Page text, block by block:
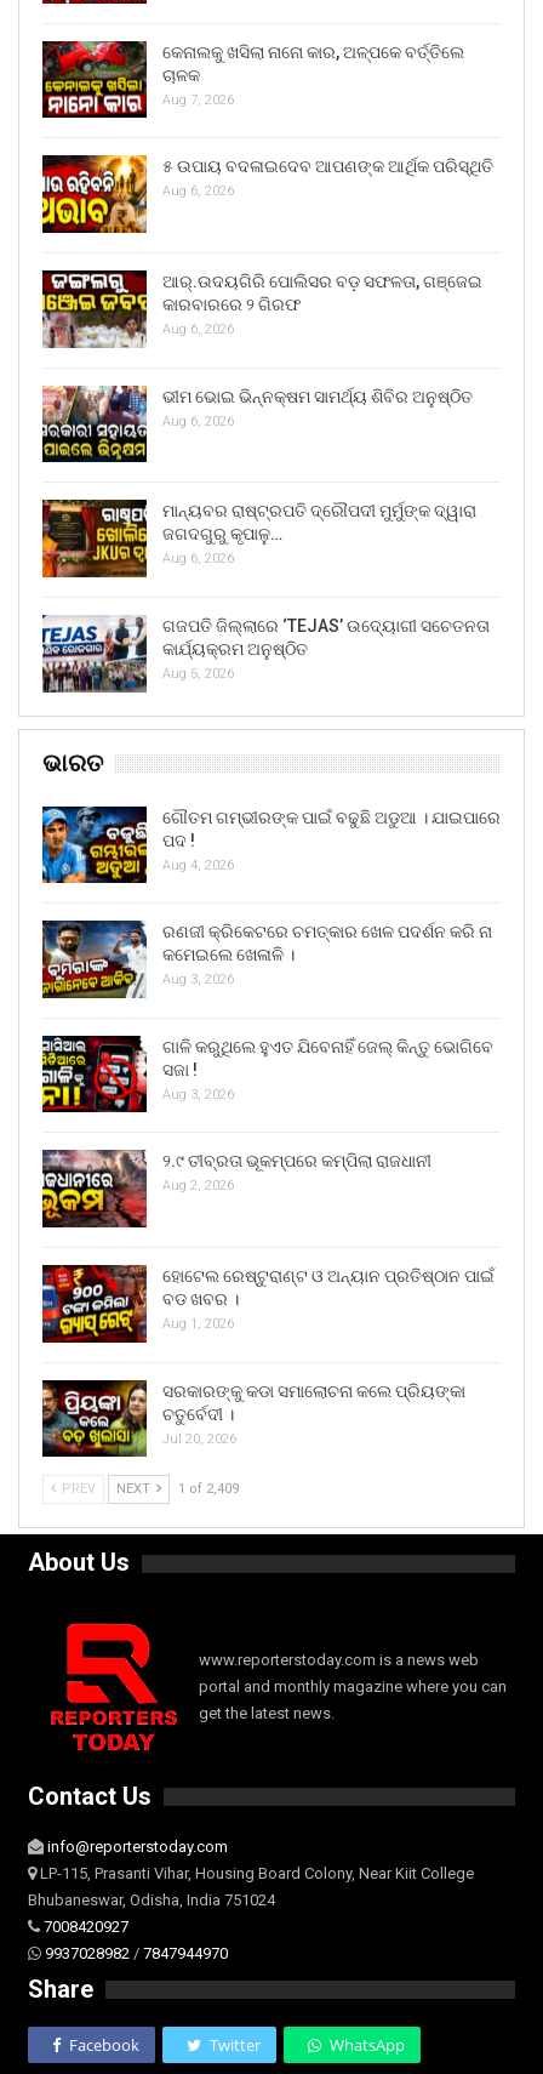
କେନାଲକୁ ଖସିଲା ନାନୋ କାର, ଅଳ୍ପକେ ବର୍ତ୍ତିଲେ
ଚାଳକ
Aug 7, 2026
୫ ଉପାୟ ବଦଳାଇଦେବ ଆପଣଙ୍କ ଆର୍ଥିକ ପରିସ୍ଥିତି
Aug 6, 2026
ଆର୍.ଉଦୟଗିରି ପୋଲିସର ବଡ଼ ସଫଳତା, ଗଞ୍ଜେଇ
କାରବାରରେ ୨ ଗିରଫ
Aug 6, 2026
ଭୀମ ଭୋଇ ଭିନ୍ନକ୍ଷମ ସାମର୍ଥ୍ୟ ଶିବିର ଅନୁଷ୍ଠିତ
Aug 6, 2026
ମାନ୍ୟବର ରାଷ୍ଟ୍ରପତି ଦ୍ରୌପଦୀ ମୁର୍ମୁଙ୍କ ଦ୍ୱାରା
ଜଗଦଗୁରୁ କୃପାଳୁ…
Aug 6, 2026
ଗଜପତି ଜିଲ୍ଲାରେ ‘TEJAS’ ଉଦ୍ୟୋଗୀ ସଚେତନତା
କାର୍ଯ୍ୟକ୍ରମ ଅନୁଷ୍ଠିତ
Aug 5, 2026
ଭାରତ
ଗୌତମ ଗମ୍ଭୀରଙ୍କ ପାଇଁ ବଢୁଛି ଅଡୁଆ । ଯାଇପାରେ
ପଦ !
Aug 4, 2026
ରଣଜୀ କ୍ରିକେଟରେ ଚମତ୍କାର ଖେଳ ପଦର୍ଶନ କରି ନା
କମେଇଲେ ଖେଳାଳି ।
Aug 3, 2026
ଗାଳି କରୁଥିଲେ ହୁଏତ ଯିବେନାହିଁ ଜେଲ୍ କିନ୍ତୁ ଭୋଗିବେ
ସଜା !
Aug 3, 2026
୨.୯ ତୀବ୍ରତା ଭୂକମ୍ପରେ କମ୍ପିଲା ରାଜଧାନୀ
Aug 2, 2026
ହୋଟେଲ ରେଷ୍ଟୁରାଣ୍ଟ ଓ ଅନ୍ୟାନ ପ୍ରତିଷ୍ଠାନ ପାଇଁ
ବଡ ଖବର ।
Aug 1, 2026
ସରକାରଙ୍କୁ କଡା ସମାଲୋଚନା କଲେ ପ୍ରିୟଙ୍କା
ଚତୁର୍ବେଦୀ ।
Jul 20, 2026
PREV NEXT 1 of 2,409
About Us
www.reporterstoday.com is a news web
portal and monthly magazine where you can
get the latest news.
Contact Us
info@reporterstoday.com
LP-115, Prasanti Vihar, Housing Board Colony, Near Kiit College
Bhubaneswar, Odisha, India 751024
7008420927
9937028982 / 7847944970
Share
Facebook Twitter WhatsApp